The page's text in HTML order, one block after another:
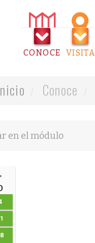
CONOCE VISITA
Conoce